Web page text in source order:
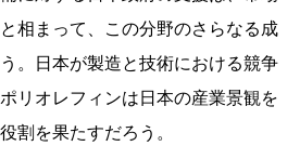
相まって、この分野のさらなる成
。日本が製造と技術における競争
リオレフィンは日本の産業景観を
割を果たすだろう。